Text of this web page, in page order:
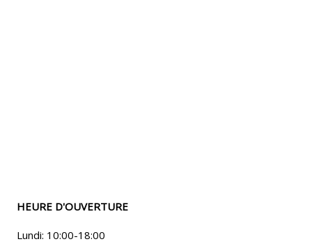
HEURE D'OUVERTURE
Lundi: 10:00-18:00